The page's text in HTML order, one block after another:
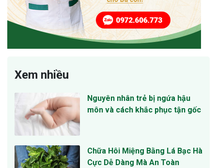
Xem nhiều
Nguyên nhân trẻ bị ngứa hậu
môn và cách khắc phục tận gốc
Chữa Hôi Miệng Bằng Lá Bạc Hà
Cực Dễ Dàng Mà An Toàn